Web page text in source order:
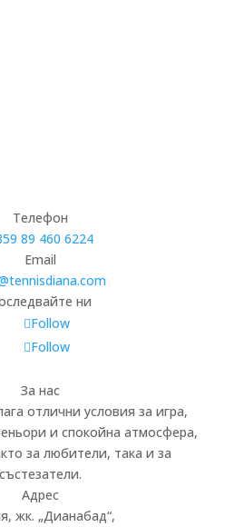
Телефон
89 460 6224­
Email
ни
Follow
Follow
За нас
отлични условия за игра,
и спокойна атмосфера,
за любители, така и за
състезатели.
Адрес
жк. „Дианабад“,